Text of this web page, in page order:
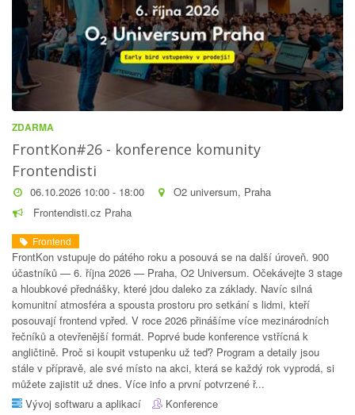
ZDARMA
FrontKon#26 - konference komunity
Frontendisti
06.10.2026 10:00 - 18:00
O2 universum, Praha
Frontendisti.cz Praha
Frontend
FrontKon vstupuje do pátého roku a posouvá se na další úroveň. 900
účastníků — 6. října 2026 — Praha, O2 Universum. Očekávejte 3 stage
a hloubkové přednášky, které jdou daleko za základy. Navíc silná
komunitní atmosféra a spousta prostoru pro setkání s lidmi, kteří
posouvají frontend vpřed. V roce 2026 přinášíme více mezinárodních
řečníků a otevřenější formát. Poprvé bude konference vstřícná k
angličtině. Proč si koupit vstupenku už teď? Program a detaily jsou
stále v přípravě, ale své místo na akci, která se každý rok vyprodá, si
můžete zajistit už dnes. Více info a první potvrzené ř...
Vývoj softwaru a aplikací
Konference